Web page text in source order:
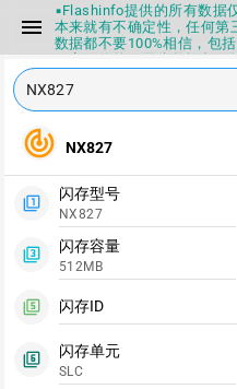
menu
▪Flashinfo提供的所有数据
本来就有不确定性，任何第
数据都不要100%相信，包
一定可信的，因为数据都可
正确的认知，不要随大流
▪如果发现数据有错误，或
迎积极反馈，Flashinfo尽
▪Flashinfo APP更新技术规
▪兄弟们没事不要乱下载量
下载服务会暂停一段时间才
▪Flashinfo提供的所有数据
本来就有不确定性，任何第
数据都不要100%相信，包
一定可信的，因为数据都可
▪如果发现数据有错误，或
迎积极反馈，Flashinfo尽
指导性数据
▪Flashinfo APP更新技术规
签啦，使用更加丝滑，快点
track_changes NX827
filter_1
闪存型号
NX827
filter_3
闪存容量
512MB
filter_5 闪存ID
filter_6
闪存单元
SLC